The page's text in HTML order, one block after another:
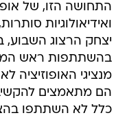
התחושה הזו, של
ואידיאולוגיות
בהשתתפות ראש
מנציגי האופוזיציה
כלל לא השתתפו